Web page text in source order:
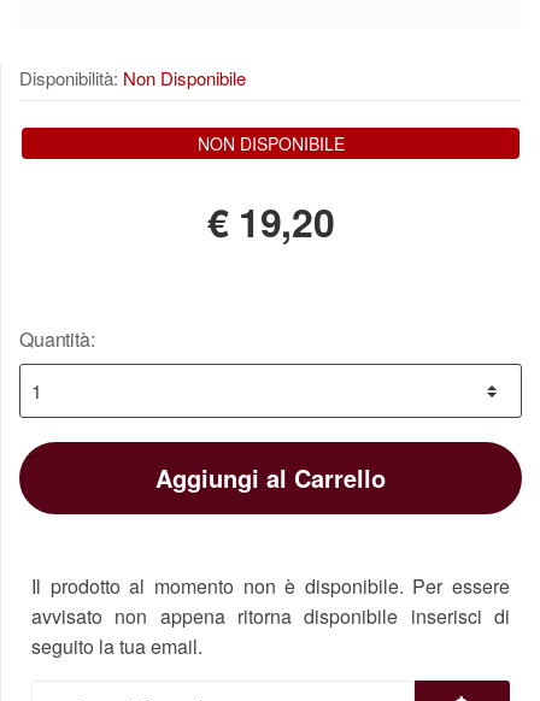
Disponibilità: Non Disponibile
NON DISPONIBILE
€ 19,20
Quantità:
Aggiungi al Carrello
Il prodotto al momento non è disponibile. Per essere
avvisato non appena ritorna disponibile inserisci di
seguito la tua email.